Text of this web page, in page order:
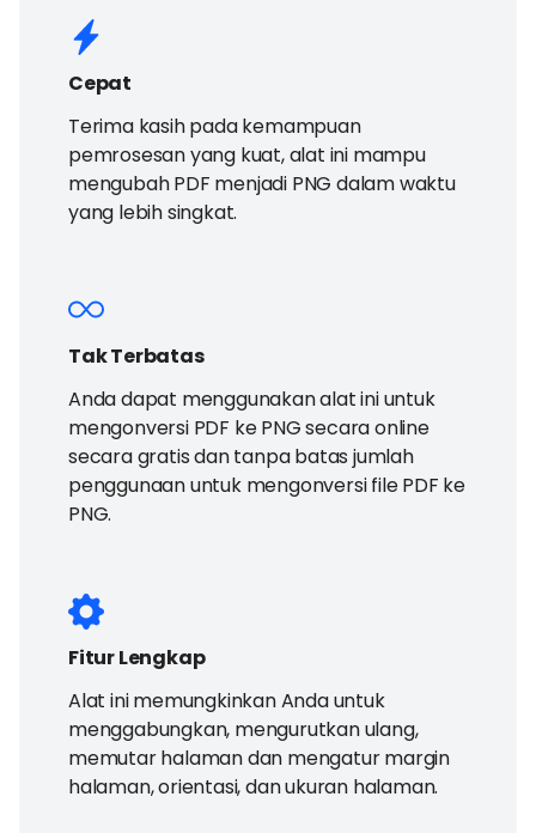
Cepat
Terima kasih pada kemampuan
pemrosesan yang kuat, alat ini mampu
mengubah PDF menjadi PNG dalam waktu
yang lebih singkat.
Tak Terbatas
Anda dapat menggunakan alat ini untuk
mengonversi PDF ke PNG secara online
secara gratis dan tanpa batas jumlah
penggunaan untuk mengonversi file PDF ke
PNG.
Fitur Lengkap
Alat ini memungkinkan Anda untuk
menggabungkan, mengurutkan ulang,
memutar halaman dan mengatur margin
halaman, orientasi, dan ukuran halaman.